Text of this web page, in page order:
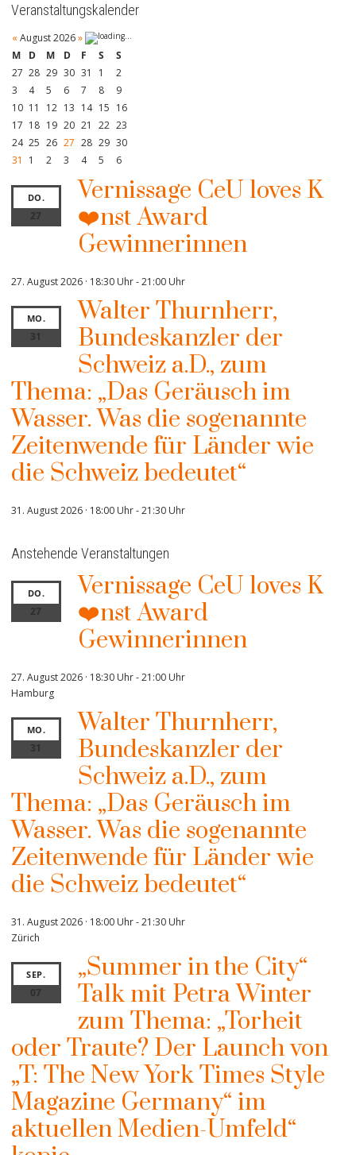
Veranstaltungskalender
« August 2026»
M
D M D F S
S
27 28 29 30 31 1
2
3
4 5 6 7 8
9
10 11 12 13 14 15 16
17 18 19 20 21 22 23
24 25 26 27 28 29 30
31
1 2 3 4 5 6
DO.
27
Vernissage CeU loves K
❤️nst Award
Gewinnerinnen
27. August 2026 · 18:30 Uhr-21:00 Uhr
MO.
31
Walter Thurnherr,
Bundeskanzler der
Schweiz a.D., zum
Thema: „Das Geräusch im
Wasser. Was die sogenannte
Zeitenwende für Länder wie
die Schweiz bedeutet“
31. August 2026 · 18:00 Uhr-21:30 Uhr
Anstehende Veranstaltungen
DO.
27
Vernissage CeU loves K
❤️nst Award
Gewinnerinnen
27. August 2026 · 18:30 Uhr-21:00 Uhr
Hamburg
MO.
31
Walter Thurnherr,
Bundeskanzler der
Schweiz a.D., zum
Thema: „Das Geräusch im
Wasser. Was die sogenannte
Zeitenwende für Länder wie
die Schweiz bedeutet“
31. August 2026 · 18:00 Uhr-21:30 Uhr
Zürich
SEP.
07
„Summer in the City“
Talk mit Petra Winter
zum Thema: „Torheit
oder Traute? Der Launch von
„T: The New York Times Style
Magazine Germany“ im
aktuellen Medien-Umfeld“